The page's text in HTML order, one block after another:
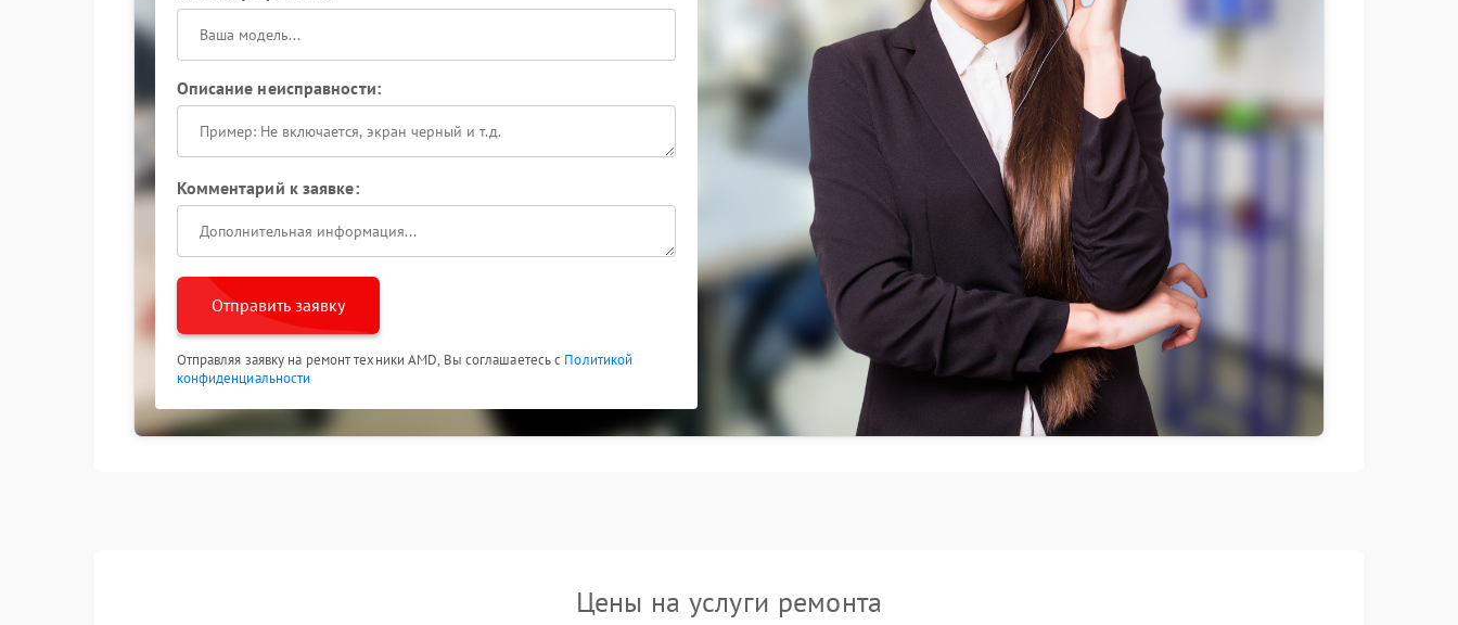
Описание неисправности:
Комментарий к заявке:
Отправить заявку
Отправляя заявку на ремонт техники AMD, Вы соглашаетесь с Политикой
конфиденциальности
Цены на услуги ремонта